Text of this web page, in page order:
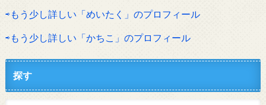
⇨もう少し詳しい「めいたく」のプロフィール
⇨もう少し詳しい「かちこ」のプロフィール
探す